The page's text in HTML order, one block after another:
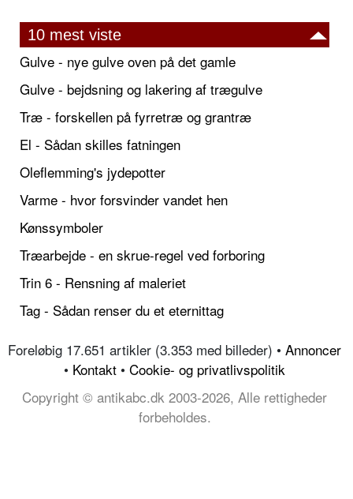
10 mest viste
Gulve - nye gulve oven på det gamle
Gulve - bejdsning og lakering af trægulve
Træ - forskellen på fyrretræ og grantræ
El - Sådan skilles fatningen
Oleflemming's jydepotter
Varme - hvor forsvinder vandet hen
Kønssymboler
Træarbejde - en skrue-regel ved forboring
Trin 6 - Rensning af maleriet
Tag - Sådan renser du et eternittag
Foreløbig 17.651 artikler (3.353 med billeder) • Annoncer
• Kontakt • Cookie- og privatlivspolitik
Copyright © antikabc.dk 2003-2026, Alle rettigheder
forbeholdes.